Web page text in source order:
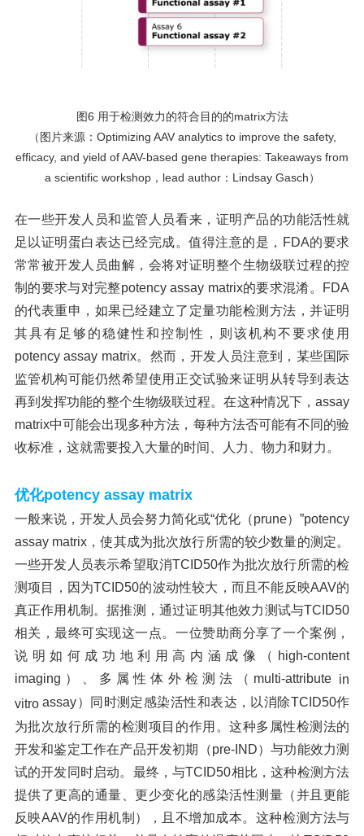
图6 用于检测效力的符合目的的matrix方法
（图片来源： Optimizing AAV analytics to improve the safety,
efficacy, and yield of AAV-based gene therapies: Takeaways from
a scientific workshop，lead author：Lindsay Gasch）
在一些开发人员和监管人员看来，证明产品的功能活性就
足以证明蛋白表达已经完成。值得注意的是， FDA的要求
常常被开发人员曲解，会将对证明整个生物级联过程的控
制的要求与对完整potency assay matrix的要求混淆。FDA
的代表重申，如果已经建立了定量功能检测方法，并证明
其具有足够的稳健性和控制性，则该机构不要求使用
potency assay matrix。然而，开发人员注意到，某些国际
监管机构可能仍然希望使用 正交试验来证明从转导到表达
再到发挥功能的整个生物级联过程。在这种情况下，assay
matrix中可能会出现多种方法，每种方法否可能有不同的验
收标准，这就需要投入大量的时间、人力、物力和财力。
优化potency assay matrix
一般来说，开发人员会努力简化或“优化（prune）”potency
assay matrix，使其成为批次放行所需的较少数量的测定。
一些开发人员表示希望取消TCID50作为批次放行所需的检
测项目，因为TCID50的波动性较大，而且不能反映AAV的
真正作用机制。据推测，通过证明其他效力测试与TCID50
相关，最终可实现这一点。一位赞助商分享了一个案例，
说明如何成功地利用高内涵成像（high-content
imaging）、多属性体外检测法（ multi-attribute in
vitroassay）同时测定感染活性和表达，以消除TCID50作
为批次放行所需的检测项目的作用。这种多属性检测法的
开发和鉴定工作在产品开发初期（pre-IND）与功能效力测
试的开发同时启动。最终，与TCID50相比，这种检测方法
提供了更高的通量、更少变化的感染活性测量（并且更能
反映AAV的作用机制），且不增加成本。这种检测方法与